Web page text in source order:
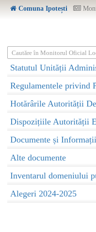
Comuna Ipotești
Cautăre în Monitorul Oficial
Statutul Unității
Regulamentele privind
Hotărârile Autorității
Dispozițiile Autorității
Documente și
Alte documente
Inventarul domeniului
Alegeri 2024-2025